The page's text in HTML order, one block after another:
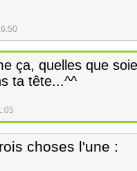
ça, quelles que
ta tête...^^
choses l'une :